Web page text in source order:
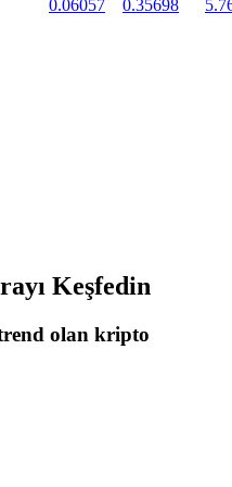
0.06057 0.35698
Keşfedin
olan kripto